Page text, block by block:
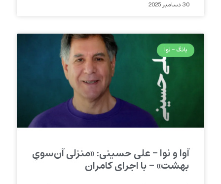
30 دسامبر 2025
بانگ - نوا
آوا و نوا – علی حسینی: «منزلی آن‌سویِ
بهشت» – با اجرای کامران